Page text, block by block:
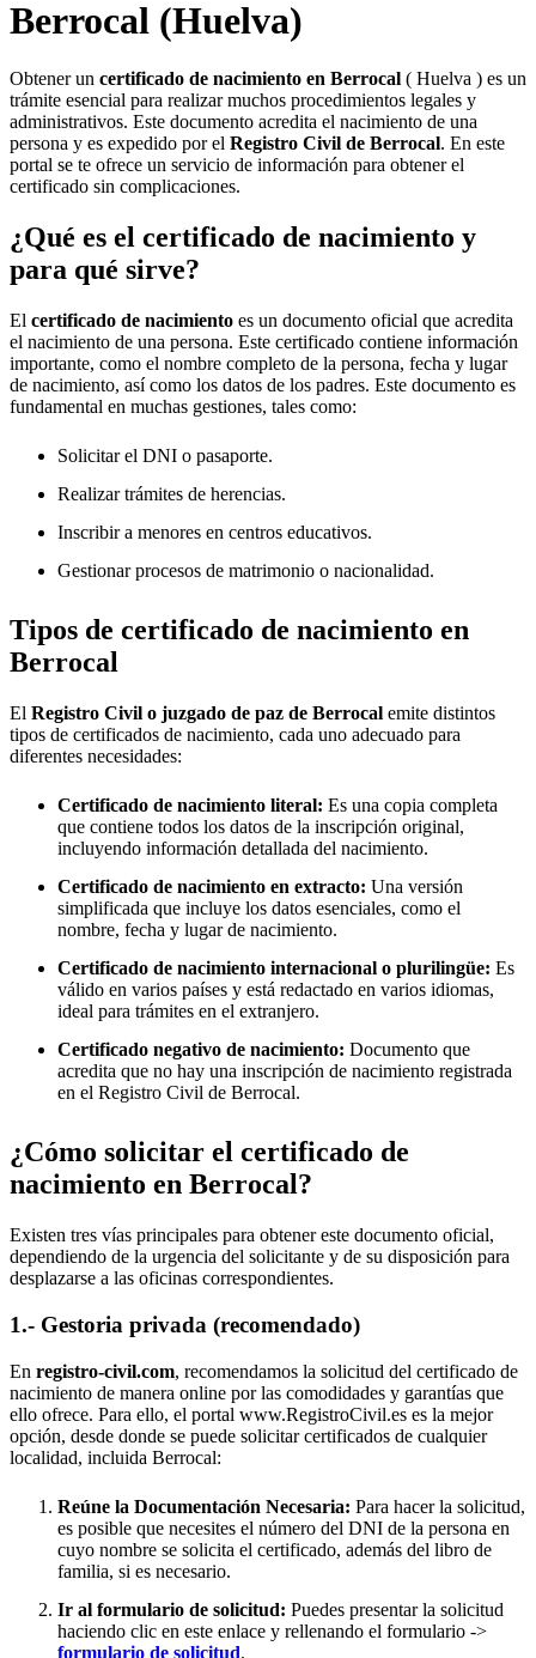
Berrocal (Huelva)
Obtener un certificado de nacimiento en Berrocal ( Huelva ) es un
trámite esencial para realizar muchos procedimientos legales y
administrativos. Este documento acredita el nacimiento de una
persona y es expedido por el Registro Civil de Berrocal. En este
portal se te ofrece un servicio de información para obtener el
certificado sin complicaciones.
¿Qué es el certificado de nacimiento y
para qué sirve?
El certificado de nacimiento es un documento oficial que acredita
el nacimiento de una persona. Este certificado contiene información
importante, como el nombre completo de la persona, fecha y lugar
de nacimiento, así como los datos de los padres. Este documento es
fundamental en muchas gestiones, tales como:
Solicitar el DNI o pasaporte.
Realizar trámites de herencias.
Inscribir a menores en centros educativos.
Gestionar procesos de matrimonio o nacionalidad.
Tipos de certificado de nacimiento en
Berrocal
El Registro Civil o juzgado de paz de Berrocal emite distintos
tipos de certificados de nacimiento, cada uno adecuado para
diferentes necesidades:
Certificado de nacimiento literal: Es una copia completa
que contiene todos los datos de la inscripción original,
incluyendo información detallada del nacimiento.
Certificado de nacimiento en extracto: Una versión
simplificada que incluye los datos esenciales, como el
nombre, fecha y lugar de nacimiento.
Certificado de nacimiento internacional o plurilingüe: Es
válido en varios países y está redactado en varios idiomas,
ideal para trámites en el extranjero.
Certificado negativo de nacimiento: Documento que
acredita que no hay una inscripción de nacimiento registrada
en el Registro Civil de Berrocal.
¿Cómo solicitar el certificado de
nacimiento en Berrocal?
Existen tres vías principales para obtener este documento oficial,
dependiendo de la urgencia del solicitante y de su disposición para
desplazarse a las oficinas correspondientes.
1.- Gestoria privada (recomendado)
En registro-civil.com, recomendamos la solicitud del certificado de
nacimiento de manera online por las comodidades y garantías que
ello ofrece. Para ello, el portal www.RegistroCivil.es es la mejor
opción, desde donde se puede solicitar certificados de cualquier
localidad, incluida Berrocal:
Reúne la Documentación Necesaria: Para hacer la solicitud,
es posible que necesites el número del DNI de la persona en
cuyo nombre se solicita el certificado, además del libro de
familia, si es necesario.
Ir al formulario de solicitud: Puedes presentar la solicitud
haciendo clic en este enlace y rellenando el formulario ->
formulario de solicitud.